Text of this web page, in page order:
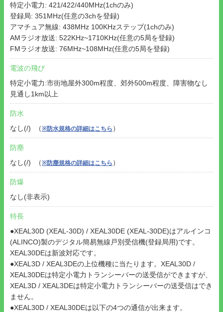
特定小電力: 421/422/440MHz(1chのみ)
登録局: 351MHz(任意の3chを登録)
アマチュア無線: 438MHz 100KHzステップ(1chのみ)
AMラジオ放送: 522KHz~1710KHz(任意の5局を登録)
FMラジオ放送: 76MHz~108MHz(任意の5局を登録)
電波の飛び
特定小電力:市街地屋外300m程度、郊外500m程度、障害物なし
見通し1km以上
防水
なし(/) （※防水規格の詳細はこちら ）
防塵
なし(/) （※防塵規格の詳細はこちら ）
防爆
なし(非表示)
特長
●XEAL30D (XEAL-30D) / XEAL30DE (XEAL-30DE)はアルインコ
(ALINCO)製のデジタル簡易無線戸別受信機(登録局用)です。
XEAL30DEは新波対応です。
●XEAL3D / XEAL3DEの上位機種に当たります。XEAL30D /
XEAL30DEは特定小電力トランシーバーの送受信ができますが、
XEAL3D / XEAL3DEは特定小電力トランシーバーの送受信はでき
ません。
●XEAL30D / XEAL30DEは以下の4つの通信が出来ます。